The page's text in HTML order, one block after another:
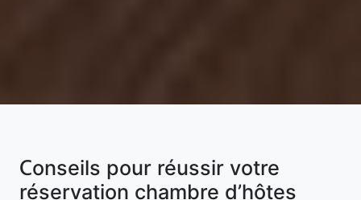
Conseils pour réussir votre
réservation chambre d’hôtes